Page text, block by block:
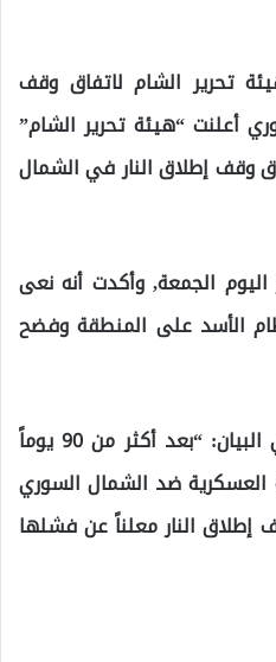
تحرير الشام لاتفاق وقف
أعلنت “هيئة تحرير الشام”
وقف إطلاق النار في الشمال
الجمعة, وأكدت أنه نعى
الأسد على المنطقة وفضح
وقالت هيئة تحرير الشام في البيان: “بعد أكثر من 90 يوماً
ضد الشمال السوري
النار معلناً عن فشلها